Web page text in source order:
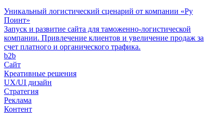
Уникальный логистический сценарий от компании «Ру
Поинт»
Запуск и развитие сайта для таможенно-логистической
компании. Привлечение клиентов и увеличение продаж за
счет платного и органического трафика.
b2b
Сайт
Креативные решения
UX/UI дизайн
Стратегия
Реклама
Контент